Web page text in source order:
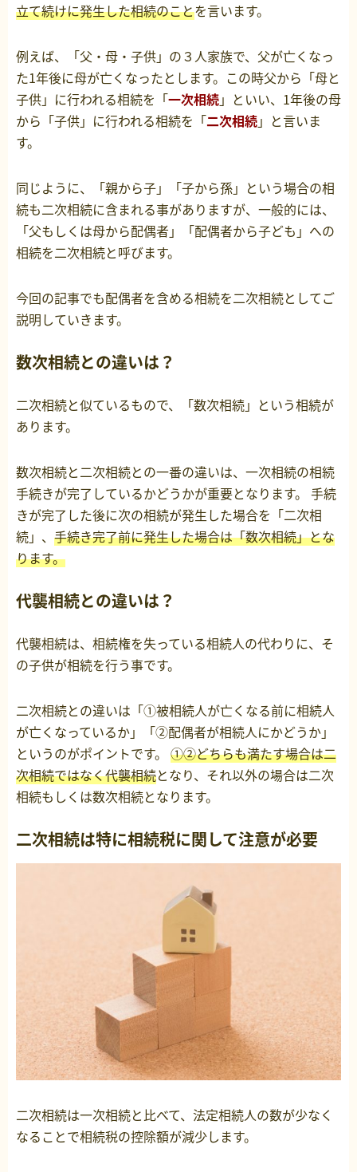
立て続けに発生した相続のことを言います。
例えば、「父・母・子供」の３人家族で、父が亡くなっ
た1年後に母が亡くなったとします。この時父から「母と
子供」に行われる相続を「一次相続」といい、1年後の母
から「子供」に行われる相続を「二次相続」と言いま
す。
同じように、「親から子」「子から孫」という場合の相
続も二次相続に含まれる事がありますが、一般的には、
「父もしくは母から配偶者」「配偶者から子ども」への
相続を二次相続と呼びます。
今回の記事でも配偶者を含める相続を二次相続としてご
説明していきます。
数次相続との違いは？
二次相続と似ているもので、「数次相続」という相続が
あります。
数次相続と二次相続との一番の違いは、一次相続の相続
手続きが完了しているかどうかが重要となります。 手続
きが完了した後に次の相続が発生した場合を「二次相
続」、 手続き完了前に発生した場合は「数次相続」とな
ります。
代襲相続との違いは？
代襲相続は、相続権を失っている相続人の代わりに、そ
の子供が相続を行う事です。
二次相続との違いは「①被相続人が亡くなる前に相続人
が亡くなっているか」「②配偶者が相続人にかどうか」
というのがポイントです。 ①②どちらも満たす場合は二
次相続ではなく代襲相続となり、それ以外の場合は二次
相続もしくは数次相続となります。
二次相続は特に相続税に関して注意が必要
二次相続は一次相続と比べて、法定相続人の数が少なく
なることで相続税の控除額が減少します。